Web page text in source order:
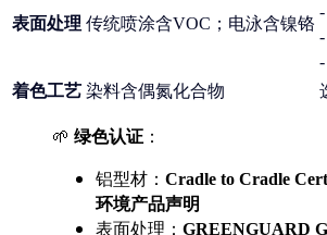
表面处理 传统喷涂含VOC；电泳含镍铬
-
-
-
着色工艺 染料含偶氮化合物
🌱 绿色认证 ：
铝型材： Cradle to Cradle
环境产品声明
表面处理： GREENGUARD